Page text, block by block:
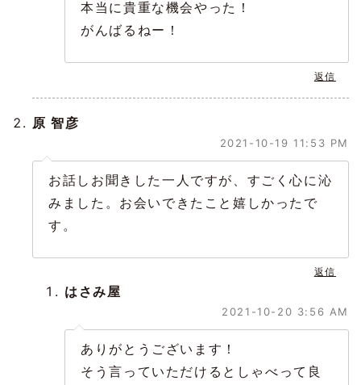
本当に貴重な機会やった！
がんばるねー！
返信
原 智彦
2021-10-19 11:53 PM
お話しお聞きした一人ですが、すごく心に沁
みました。お会いできたこと嬉しかったで
す。
返信
はさみ屋
2021-10-20 3:56 AM
ありがとうございます！
そう言っていただけるとしゃべって良